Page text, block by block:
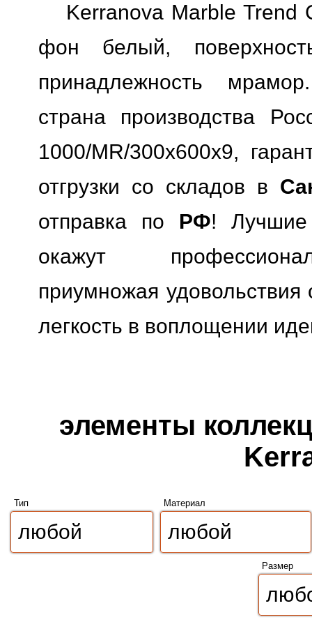
Kerranova Marble Trend
фон белый,
принадлежность
страна производства
1000/MR/300x600x9,
отгрузки со складов в
отправка по РФ! Лучшие
окажут
приумножая
легкость в воплощении
элементы
Тип Материал
Размер